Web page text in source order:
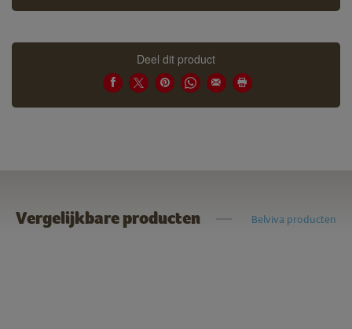
Deel dit product
Vergelijkbare producten Belviva producten